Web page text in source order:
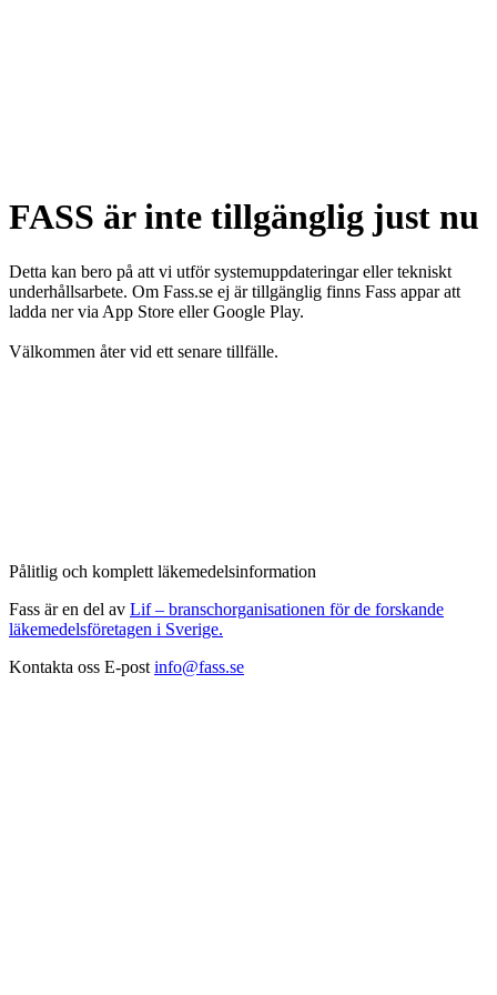
FASS är inte tillgänglig just nu
Detta kan bero på att vi utför systemuppdateringar eller tekniskt
underhållsarbete. Om Fass.se ej är tillgänglig finns Fass appar att
ladda ner via App Store eller Google Play.
Välkommen åter vid ett senare tillfälle.
Pålitlig och komplett läkemedelsinformation
Fass är en del av Lif – branschorganisationen för de forskande
läkemedelsföretagen i Sverige.
Kontakta oss E-post info@fass.se